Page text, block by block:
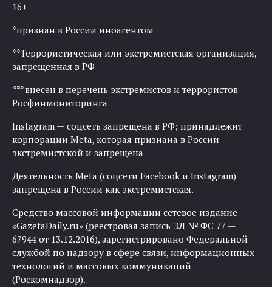
16+
*признан в России иноагентом
**Террористическая или экстремистская организация,
запрещенная в РФ
***внесен в перечень экстремистов и террористов
Росфинмониторинга
Instagram — соцсеть запрещена в РФ; принадлежит
корпорации Meta, которая признана в России
экстремистской и запрещена
Деятельность Meta (соцсети Facebook и Instagram)
запрещена в России как экстремистская.
Средство массовой информации сетевое издание
«GazetaDaily.ru» (реестровая запись ЭЛ № ФС 77 —
67944 от 13.12.2016), зарегистрировано Федеральной
службой по надзору в сфере связи, информационных
технологий и массовых коммуникаций
(Роскомнадзор).